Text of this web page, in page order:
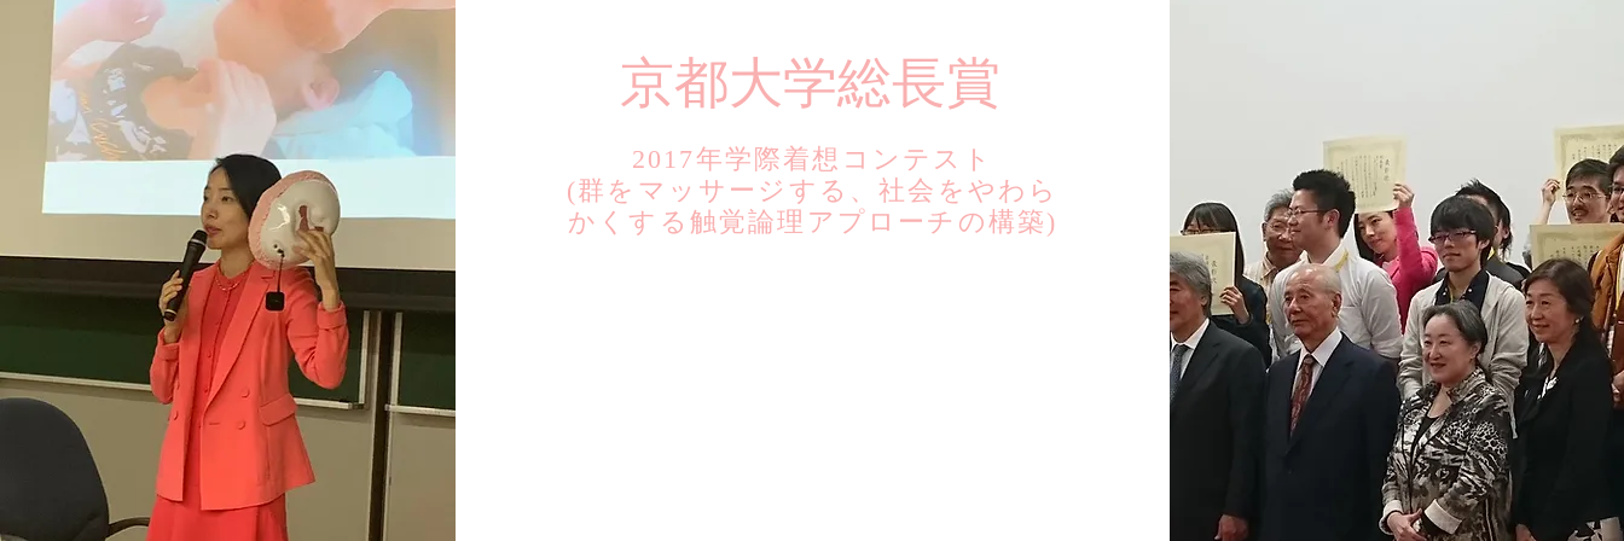
​京都大学総長賞
2017年学際着想コンテスト
​(群をマッサージする、社会をやわら
かくする触覚論理アプローチの構築)